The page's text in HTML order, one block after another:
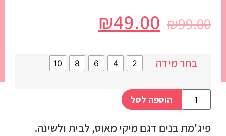
₪99.00
₪49.00
בחר מידה 2
4
6
8
10
הוספה לסל
פיג'מת בנים דגם מיקי מאוס, לבית ולשינה.